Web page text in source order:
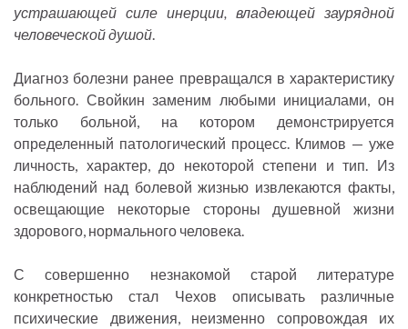
устрашающей силе инерции, владеющей заурядной
человеческой душой.
Диагноз болезни ранее превращался в характеристику
больного. Свойкин заменим любыми инициалами, он
только больной, на котором демонстрируется
определенный патологический процесс. Климов — уже
личность, характер, до некоторой степени и тип. Из
наблюдений над болевой жизнью извлекаются факты,
освещающие некоторые стороны душевной жизни
здорового, нормального человека.
С совершенно незнакомой старой литературе
конкретностью стал Чехов описывать различные
психические движения, неизменно сопровождая их